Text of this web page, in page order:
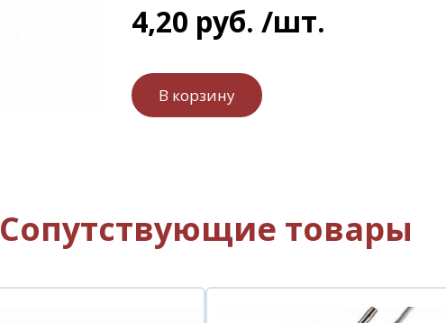
4,20 руб. /шт.
Сопутствующие товары